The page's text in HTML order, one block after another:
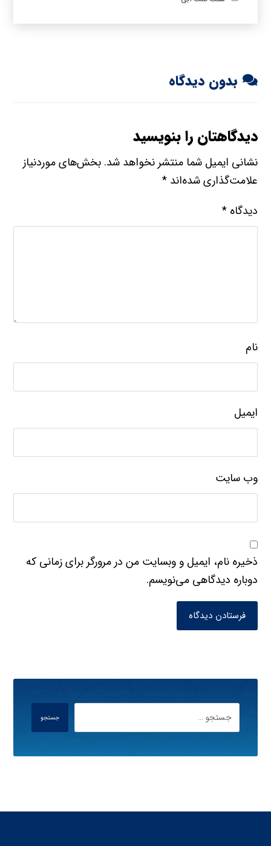
بدون دیدگاه
دیدگاهتان را بنویسید
نشانی ایمیل شما منتشر نخواهد شد. بخش‌های موردنیاز
علامت‌گذاری شده‌اند*
دیدگاه*
نام
ایمیل
وب‌ سایت
ذخیره نام، ایمیل و وبسایت من در مرورگر برای زمانی که
دوباره دیدگاهی می‌نویسم.
فرستادن دیدگاه
جستجو